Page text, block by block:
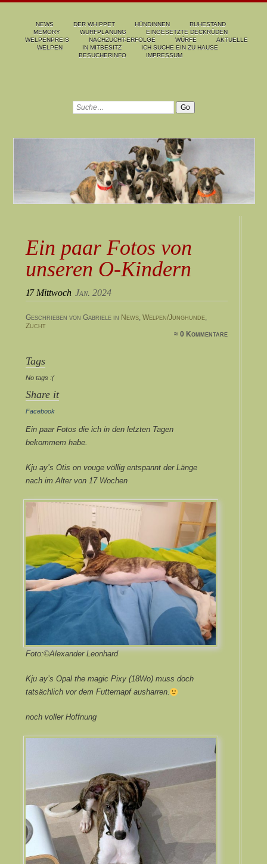
NEWS DER WHIPPET HÜNDINNEN
RUHESTAND
MEMORY
WURFPLANUNG
EINGESETZTE DECKRÜDEN
WELPENPREIS
NACHZUCHT-ERFOLGE WÜRFE
AKTUELLE
WELPEN
IN MITBESITZ
ICH SUCHE EIN ZU HAUSE
BESUCHERINFO
IMPRESSUM
Ein paar Fotos von
unseren O-Kindern
17 Mittwoch Jan. 2024
Geschrieben von Gabriele in News, Welpen/Junghunde,
Zucht
≈ 0 Kommentare
Tags
No tags :(
Share it
Facebook
Ein paar Fotos die ich in den letzten Tagen
bekommem habe.
Kju ay’s Otis on vouge völlig entspannt der Länge
nach im Alter von 17 Wochen
Foto:©Alexander Leonhard
Kju ay’s Opal the magic Pixy (18Wo) muss doch
tatsächlich vor dem Futternapf ausharren.
noch voller Hoffnung